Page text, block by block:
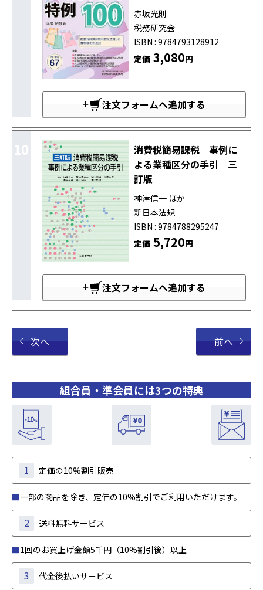
組合員・準会員には3つの特典
1 定価の10%割引販売
■一部の商品を除き、定価の10%割引でご利用いただけます。
2 送料無料サービス
■1回のお買上げ金額5千円（10%割引後）以上
3 代金後払いサービス
赤坂光則
税務研究会
ISBN : 9784793128912
定価3,080円
注文フォームへ追加する
10
消費税簡易課税 事例に
よる業種区分の手引 三
訂版
神津信一 ほか
新日本法規
ISBN : 9784788295247
定価5,720円
注文フォームへ追加する
次へ 前へ